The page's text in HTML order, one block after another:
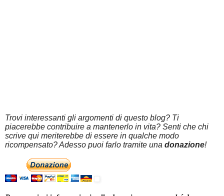
Trovi interessanti gli argomenti di questo blog? Ti
piacerebbe contribuire a mantenerlo in vita? Senti che chi
scrive qui meriterebbe di essere in qualche modo
ricompensato? Adesso puoi farlo tramite una donazione!